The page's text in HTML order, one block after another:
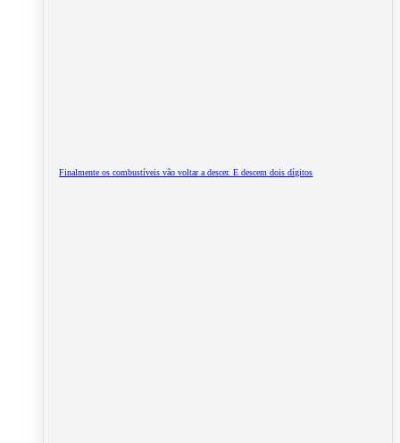
Finalmente os combustíveis vão voltar a descer. E descem dois dígitos